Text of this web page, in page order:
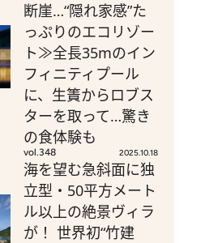
断崖…“隠れ家感”た
っぷりのエコリゾー
ト≫全長35mのイン
フィニティプール
に、生簀からロブス
ターを取って…驚き
の食体験も
vol.348 2025.10.18
海を望む急斜面に独
立型・50平方メート
ル以上の絶景ヴィラ
が！ 世界初“竹建